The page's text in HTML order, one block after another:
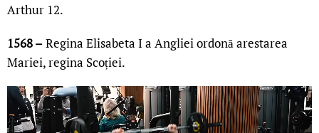
Arthur 12.
1568 –Regina Elisabeta I a Angliei ordonă arestarea
Mariei, regina Scoției.